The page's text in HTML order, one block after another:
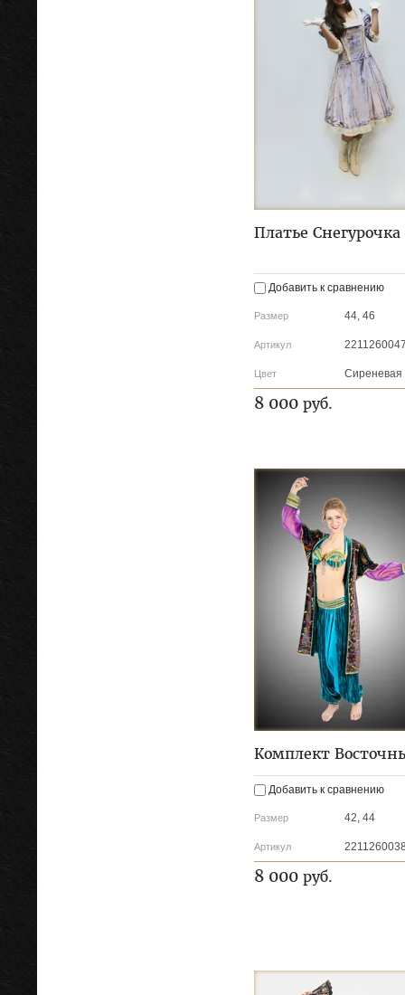
Платье Снегурочка
Добавить к сравнению
Размер 44, 46
Артикул
Цвет Сиреневая
8 000 руб.
Комплект
Добавить к сравнению
Размер 42, 44
Артикул
8 000 руб.